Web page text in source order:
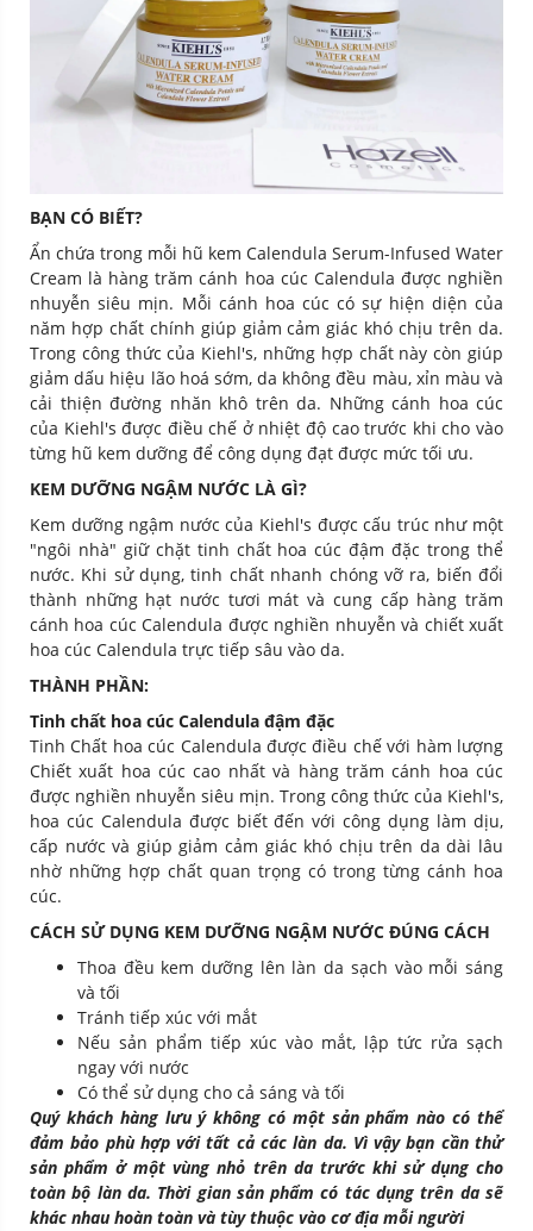
BẠN CÓ BIẾT?
Ẩn chứa trong mỗi hũ kem Calendula Serum-Infused Water
Cream là hàng trăm cánh hoa cúc Calendula được nghiền
nhuyễn siêu mịn. Mỗi cánh hoa cúc có sự hiện diện của
năm hợp chất chính giúp giảm cảm giác khó chịu trên da.
Trong công thức của Kiehl's, những hợp chất này còn giúp
giảm dấu hiệu lão hoá sớm, da không đều màu, xỉn màu và
cải thiện đường nhăn khô trên da. Những cánh hoa cúc
của Kiehl's được điều chế ở nhiệt độ cao trước khi cho vào
từng hũ kem dưỡng để công dụng đạt được mức tối ưu.
KEM DƯỠNG NGẬM NƯỚC LÀ GÌ?
Kem dưỡng ngậm nước của Kiehl's được cấu trúc như một
"ngôi nhà" giữ chặt tinh chất hoa cúc đậm đặc trong thể
nước. Khi sử dụng, tinh chất nhanh chóng vỡ ra, biến đổi
thành những hạt nước tươi mát và cung cấp hàng trăm
cánh hoa cúc Calendula được nghiền nhuyễn và chiết xuất
hoa cúc Calendula trực tiếp sâu vào da.
THÀNH PHẦN:
Tinh chất hoa cúc Calendula đậm đặc
Tinh Chất hoa cúc Calendula được điều chế với hàm lượng
Chiết xuất hoa cúc cao nhất và hàng trăm cánh hoa cúc
được nghiền nhuyễn siêu mịn. Trong công thức của Kiehl's,
hoa cúc Calendula được biết đến với công dụng làm dịu,
cấp nước và giúp giảm cảm giác khó chịu trên da dài lâu
nhờ những hợp chất quan trọng có trong từng cánh hoa
cúc.
CÁCH SỬ DỤNG KEM DƯỠNG NGẬM NƯỚC ĐÚNG CÁCH
Thoa đều kem dưỡng lên làn da sạch vào mỗi sáng
và tối
Tránh tiếp xúc với mắt
Nếu sản phẩm tiếp xúc vào mắt, lập tức rửa sạch
ngay với nước
Có thể sử dụng cho cả sáng và tối
Quý khách hàng lưu ý không có một sản phẩm nào có thể
đảm bảo phù hợp với tất cả các làn da. Vì vậy bạn cần thử
sản phẩm ở một vùng nhỏ trên da trước khi sử dụng cho
toàn bộ làn da. Thời gian sản phẩm có tác dụng trên da sẽ
khác nhau hoàn toàn và tùy thuộc vào cơ địa mỗi người